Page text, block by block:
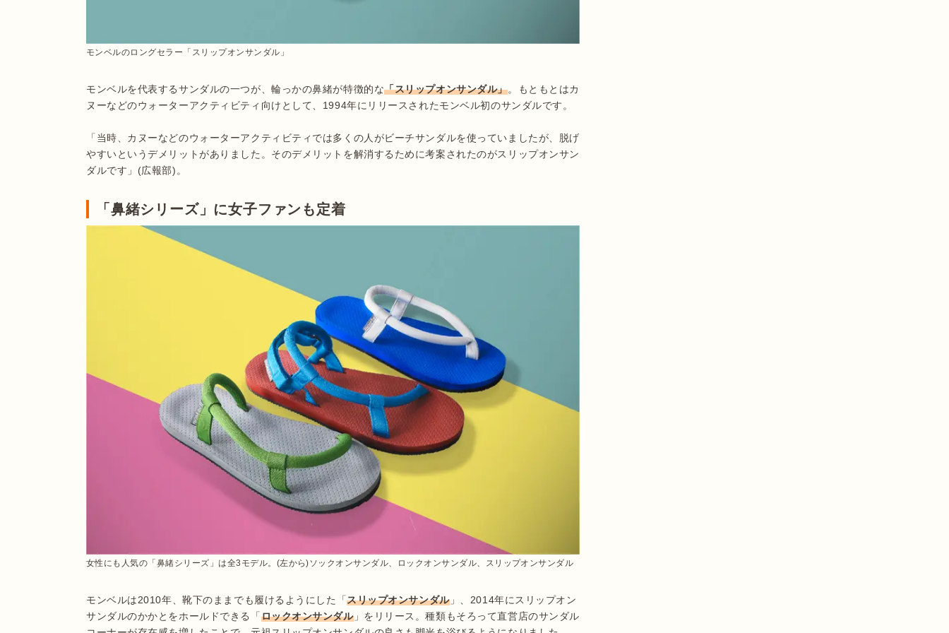
モンベルのロングセラー「スリップオンサンダル」
モンベルを代表するサンダルの一つが、輪っかの鼻緒が特徴的な「スリップオンサンダル」。もともとはカ
ヌーなどのウォーターアクティビティ向けとして、1994年にリリースされたモンベル初のサンダルです。
「当時、カヌーなどのウォーターアクティビティでは多くの人がビーチサンダルを使っていましたが、脱げ
やすいというデメリットがありました。そのデメリットを解消するために考案されたのがスリップオンサン
ダルです」(広報部)。
「鼻緒シリーズ」に女子ファンも定着
女性にも人気の「鼻緒シリーズ」は全3モデル。(左から)ソックオンサンダル、ロックオンサンダル、スリップオンサンダル
モンベルは2010年、靴下のままでも履けるようにした「スリップオンサンダル」、2014年にスリップオン
サンダルのかかとをホールドできる「ロックオンサンダル」をリリース。種類もそろって直営店のサンダル